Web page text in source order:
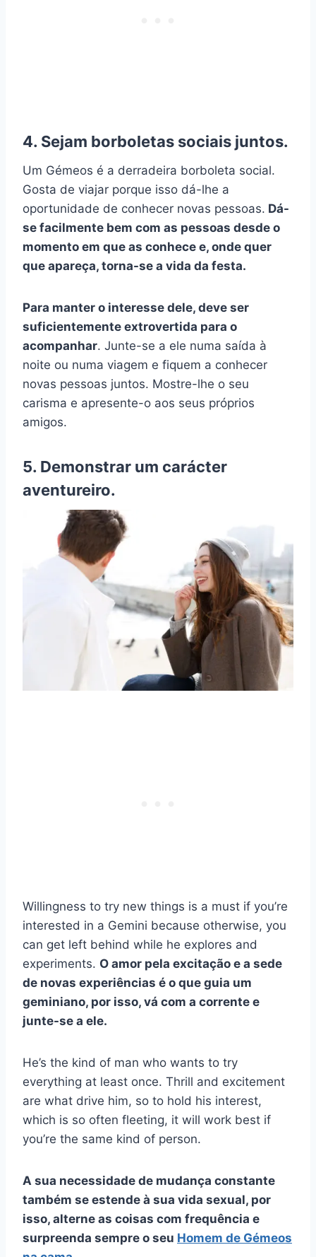
4. Sejam borboletas sociais juntos.
Um Gémeos é a derradeira borboleta social.
Gosta de viajar porque isso dá-lhe a
oportunidade de conhecer novas pessoas. Dá-
se facilmente bem com as pessoas desde o
momento em que as conhece e, onde quer
que apareça, torna-se a vida da festa.
Para manter o interesse dele, deve ser
suficientemente extrovertida para o
acompanhar. Junte-se a ele numa saída à
noite ou numa viagem e fiquem a conhecer
novas pessoas juntos. Mostre-lhe o seu
carisma e apresente-o aos seus próprios
amigos.
5. Demonstrar um carácter
aventureiro.
Willingness to try new things is a must if you’re
interested in a Gemini because otherwise, you
can get left behind while he explores and
experiments. O amor pela excitação e a sede
de novas experiências é o que guia um
geminiano, por isso, vá com a corrente e
junte-se a ele.
He’s the kind of man who wants to try
everything at least once. Thrill and excitement
are what drive him, so to hold his interest,
which is so often fleeting, it will work best if
you’re the same kind of person.
A sua necessidade de mudança constante
também se estende à sua vida sexual, por
isso, alterne as coisas com frequência e
surpreenda sempre o seu Homem de Gémeos